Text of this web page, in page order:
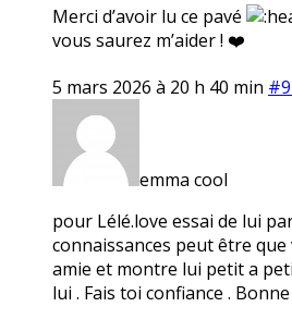
Merci d’avoir lu ce pavé
vous saurez m’aider ! ❤️
5 mars 2026 à 20 h 40 min
emma cool
pour Lélé.love essai de lui
connaissances peut être
amie et montre lui petit a
lui . Fais toi confiance .